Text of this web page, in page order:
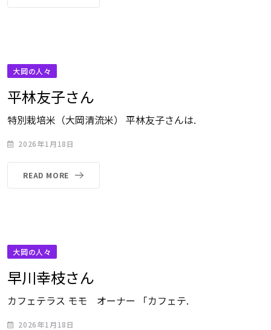
大岡の人々
平林友子さん
特別栽培米（大岡清流米） 平林友子さんは.
2026年1月18日
READ MORE
大岡の人々
早川幸枝さん
カフェテラス モモ オーナー 「カフェテ.
2026年1月18日